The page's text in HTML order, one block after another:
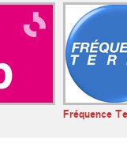
Fréquence